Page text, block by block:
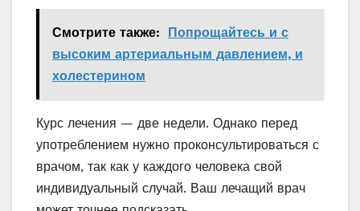
Смотрите также:
Попрощайтесь и с
высоким артериальным давлением, и
холестерином
Курс лечения — две недели. Однако перед
употреблением нужно проконсультироваться с
врачом, так как у каждого человека свой
индивидуальный случай. Ваш лечащий врач